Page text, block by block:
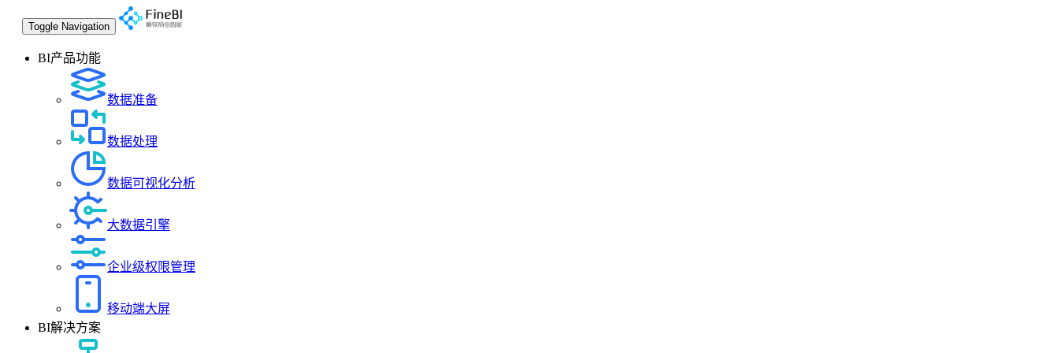
Toggle Navigation
BI产品功能
数据准备
数据处理
数据可视化分析
大数据引擎
企业级权限管理
移动端大屏
BI解决方案